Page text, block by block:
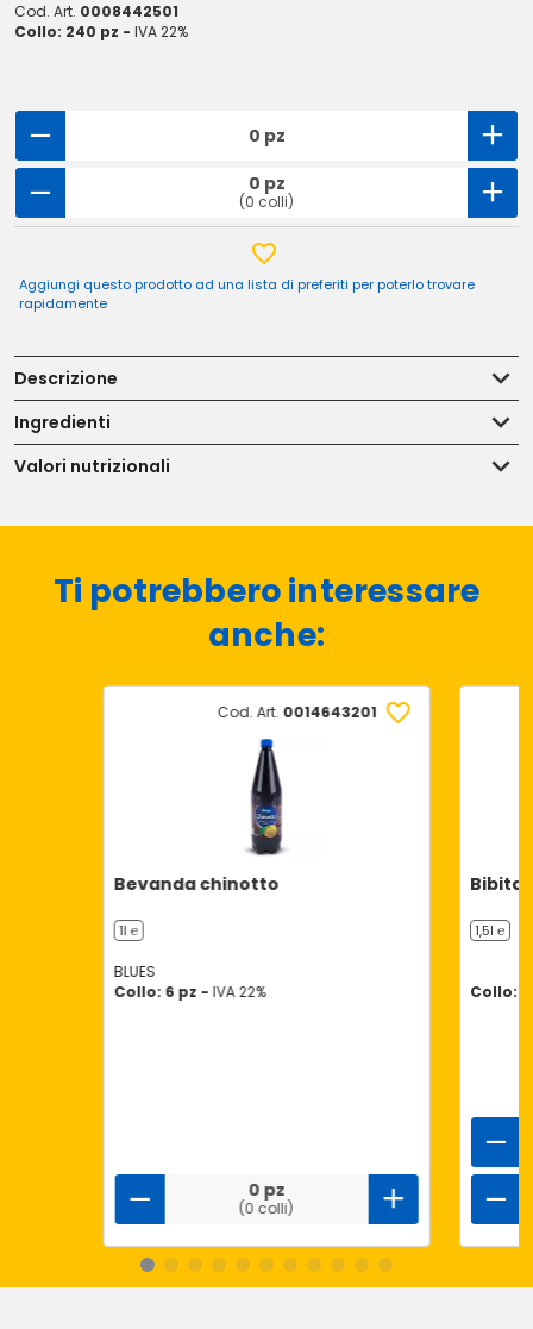
Cod. Art. 0008442501
Collo: 240 pz - IVA 22%
0 pz
0 pz
(0 colli)
Aggiungi questo prodotto ad una lista di preferiti per poterlo trovare
rapidamente
Descrizione
Ingredienti
Valori nutrizionali
Ti potrebbero interessare
anche:
Cod. Art. 0014643201
Bevanda chinotto
1l ℮
BLUES
Collo: 6 pz - IVA 22%
0 pz
(0 colli)
Bibita
1,5l ℮
Collo: